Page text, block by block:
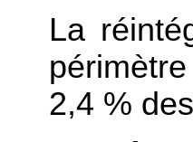
La
2,4 %